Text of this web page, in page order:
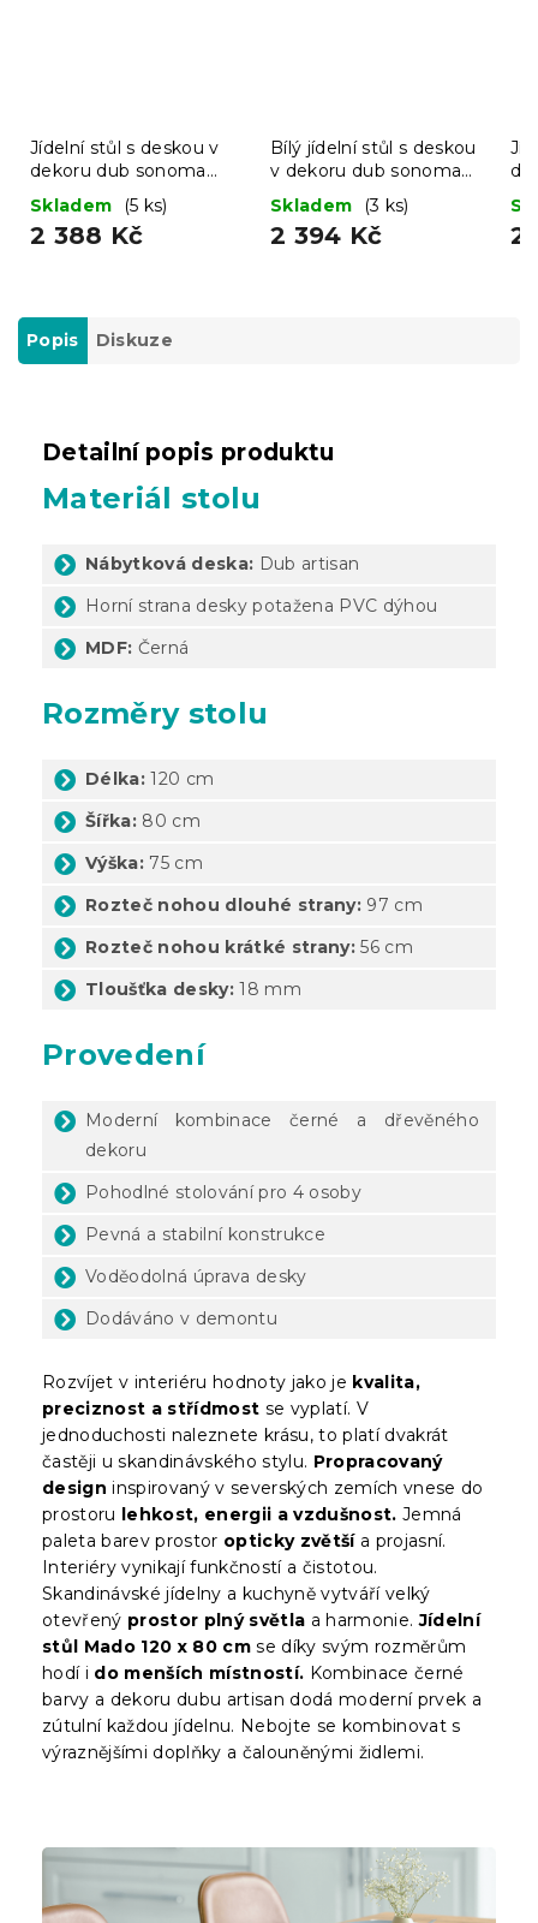
Jídelní stůl s deskou v
dekoru dub sonoma
UMEKO 120x80
Skladem (5 ks)
2 388 Kč
Bílý jídelní stůl s deskou
v dekoru dub sonoma
MADO 120x80
Skladem (3 ks)
2 394 Kč 2
Popis Diskuze
Detailní popis produktu
Materiál stolu
Nábytková deska: Dub artisan
Horní strana desky potažena PVC dýhou
MDF: Černá
Rozměry stolu
Délka: 120 cm
Šířka: 80 cm
Výška: 75 cm
Rozteč nohou dlouhé strany: 97 cm
Rozteč nohou krátké strany: 56 cm
Tloušťka desky: 18 mm
Provedení
Moderní kombinace černé a dřevěného
dekoru
Pohodlné stolování pro 4 osoby
Pevná a stabilní konstrukce
Voděodolná úprava desky
Dodáváno v demontu
Rozvíjet v interiéru hodnoty jako je kvalita,
preciznost a střídmost se vyplatí. V
jednoduchosti naleznete krásu, to platí dvakrát
častěji u skandinávského stylu. Propracovaný
design inspirovaný v severských zemích vnese do
prostoru lehkost, energii a vzdušnost. Jemná
paleta barev prostor opticky zvětšía projasní.
Interiéry vynikají funkčností a čistotou.
Skandinávské jídelny a kuchyně vytváří velký
otevřený prostor plný světla a harmonie.Jídelní
stůl Mado 120 x 80 cm se díky svým rozměrům
hodí i do menších místností. Kombinace černé
barvy a dekoru dubu artisan dodá moderní prvek a
zútulní každou jídelnu. Nebojte se kombinovat s
výraznějšími doplňky a čalouněnými židlemi.